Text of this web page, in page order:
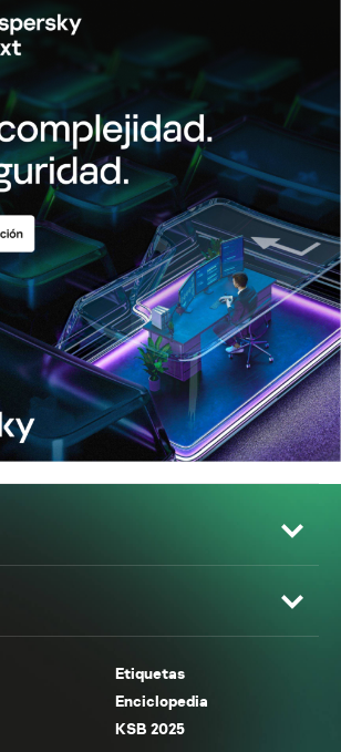
Etiquetas
Enciclopedia
KSB 2025